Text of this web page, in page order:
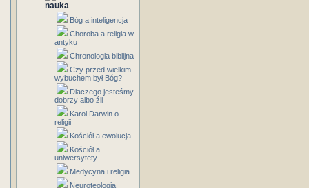
nauka
Bóg a inteligencja
Choroba a religia w
antyku
Chronologia biblijna
Czy przed wielkim
wybuchem był Bóg?
Dlaczego jesteśmy
dobrzy albo źli
Karol Darwin o
religii
Kościół a ewolucja
Kościół a
uniwersytety
Medycyna i religia
Neuroteologia